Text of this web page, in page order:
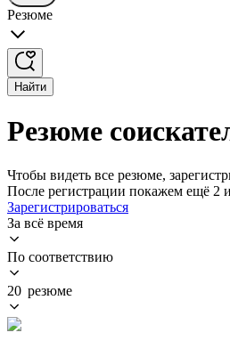
Резюме
Найти
Резюме
Чтобы видеть все резюме,
После регистрации покажем ещё 2
Зарегистрироваться
За всё время
По соответствию
20 резюме